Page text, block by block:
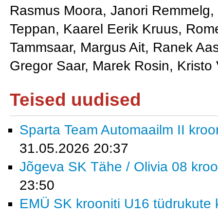
Rasmus Moora, Janori
Teppan, Kaarel Eerik Kruus,
Tammsaar, Margus Ait, Ranek
Gregor Saar, Marek Rosin,
Teised uudised
Sparta Team Automaailm II
31.05.2026 20:37
Jõgeva SK Tähe / Olivia 08
23:50
EMÜ SK krooniti U16 tüdrukute